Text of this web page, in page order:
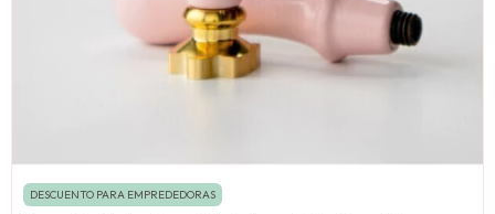
DESCUENTO PARA EMPREDEDORAS